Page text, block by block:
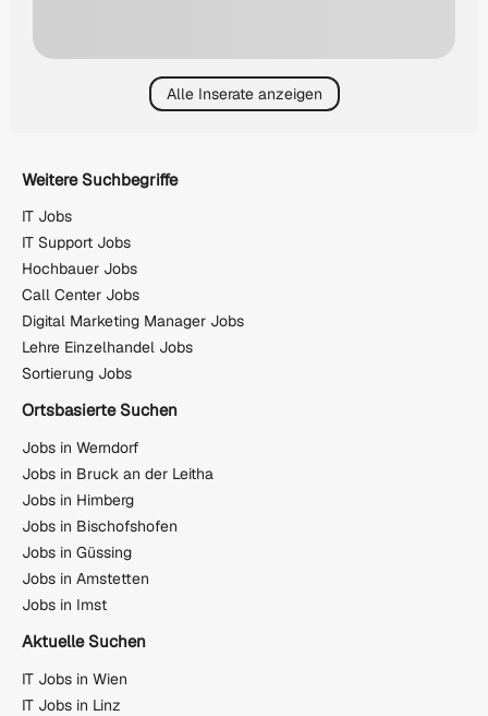
Alle Inserate anzeigen
Weitere Suchbegriffe
IT Jobs
IT Support Jobs
Hochbauer Jobs
Call Center Jobs
Digital Marketing Manager Jobs
Lehre Einzelhandel Jobs
Sortierung Jobs
Ortsbasierte Suchen
Jobs in Werndorf
Jobs in Bruck an der Leitha
Jobs in Himberg
Jobs in Bischofshofen
Jobs in Güssing
Jobs in Amstetten
Jobs in Imst
Aktuelle Suchen
IT Jobs in Wien
IT Jobs in Linz